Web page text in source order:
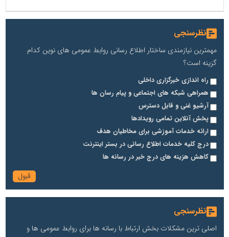
نظرسنجی
مهمترین نیازمندی ساختار اطلاع رسانی روابط عمومی های نوین کدام
گزینه است؟
راه اندازی خبرگزاری داخلی
همراهی شبکه های اجتماعی و پیام رسان ها
آرشیو غنی و قابل دسترس
پخش آنلاین تمامی رویدادها
ارائه خدمات آموزشی برای مخاطیان هدف
درج کلیه خدمات اطلاع رسانی در بستر اینترنت
کاهش هزینه های درج خبر در رسانه ها
نظرسنجی
اصلی ترین مشکلات بخش ارتباط با رسانه ها برای روابط عمومی ها و